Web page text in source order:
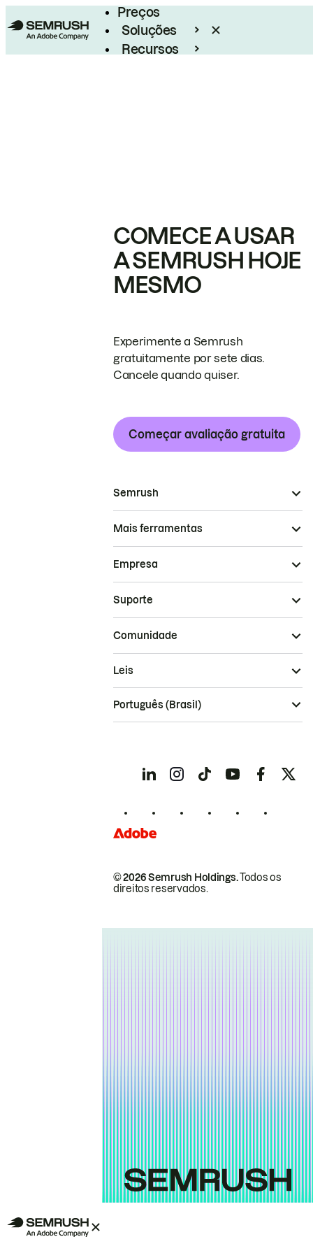
Preços
Soluções
Recursos
COMECE A USAR
A SEMRUSH HOJE
MESMO
Experimente a Semrush
gratuitamente por sete dias.
Cancele quando quiser.
Começar avaliação gratuita
Semrush
Mais ferramentas
Empresa
Suporte
Comunidade
© 2026 Semrush Holdings.Todos os
direitos reservados.
Leis
Português (Brasil)